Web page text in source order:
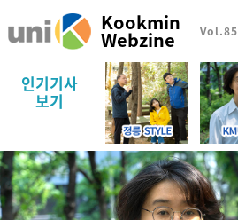
Kookmin
Webzine
Vol.85
인기기사
보기